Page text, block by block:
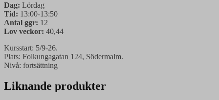
Dag: Lördag
Tid: 13:00-13:50
Antal ggr: 12
Lov veckor: 40,44
Kursstart: 5/9-26.
Plats: Folkungagatan 124, Södermalm.
Nivå: fortsättning
Liknande produkter